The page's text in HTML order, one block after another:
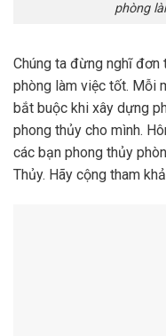
phòng
Chúng ta đừng nghĩ đơn
phòng làm việc tốt. Mỗi
bắt buộc khi xây dựng
phong thủy cho mình.
các bạn phong thủy
Thủy. Hãy cộng tham